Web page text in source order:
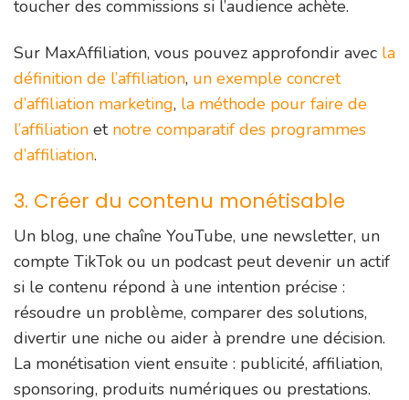
toucher des commissions si l’audience achète.
Sur MaxAffiliation, vous pouvez approfondir avec la
définition de l’affiliation, un exemple concret
d’affiliation marketing, la méthode pour faire de
l’affiliation et notre comparatif des programmes
d’affiliation.
3. Créer du contenu monétisable
Un blog, une chaîne YouTube, une newsletter, un
compte TikTok ou un podcast peut devenir un actif
si le contenu répond à une intention précise :
résoudre un problème, comparer des solutions,
divertir une niche ou aider à prendre une décision.
La monétisation vient ensuite : publicité, affiliation,
sponsoring, produits numériques ou prestations.